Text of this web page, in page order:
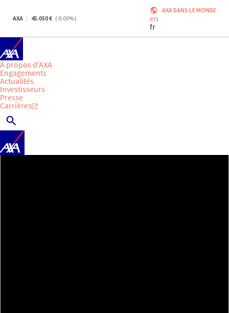
AXA 45.050 ( 0.00%)
AXA DANS LE MONDE
en
fr
A propos d'AXA
Engagements
Actualités
Investisseurs
Presse
Carrières